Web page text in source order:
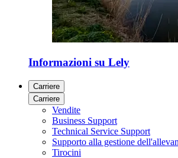
Informazioni su Lely
Carriere
Carriere
Vendite
Business Support
Technical Service Support
Supporto alla gestione
Tirocini